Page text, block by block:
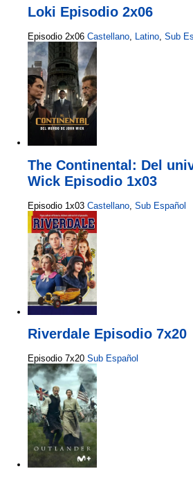
Loki Episodio 2x06
Episodio 2x06 Castellano, Latino, Sub
The Continental: Del
Wick Episodio 1x03
Episodio 1x03 Castellano Sub Español
Riverdale Episodio 7x20
Episodio 7x20 Sub Español